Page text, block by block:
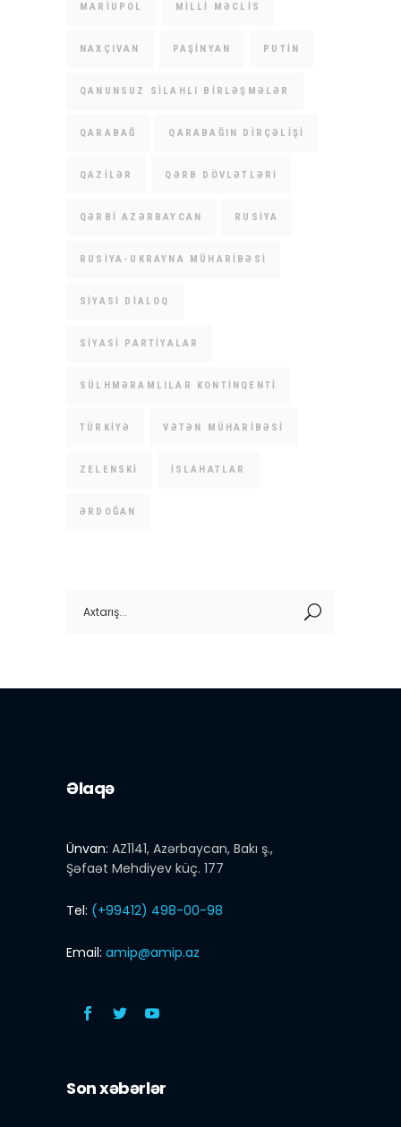
MARIUPOL MILLI MƏCLIS
NAXÇIVAN PAŞINYAN PUTIN
QANUNSUZ SILAHLI BIRLƏŞMƏLƏR
QARABAĞ QARABAĞIN DIRÇƏLIŞI
QAZILƏR QƏRB DÖVLƏTLƏRI
QƏRBI AZƏRBAYCAN RUSIYA
RUSIYA-UKRAYNA MÜHARIBƏSI
SIYASI DIALOQ
SIYASI PARTIYALAR
SÜLHMƏRAMLILAR KONTINQENTI
TÜRKIYƏ VƏTƏN MÜHARIBƏSI
ZELENSKI İSLAHATLAR
ƏRDOĞAN
for:
Əlaqə
Ünvan: AZ1141, Azərbaycan, Bakı ş.,
Şəfaət Mehdiyev küç. 177
Tel: (+99412) 498-00-98
Email: amip@amip.az
Son xəbərlər